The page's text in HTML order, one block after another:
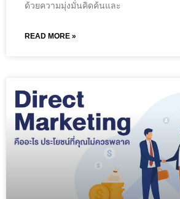
ด้วยความมุ่งมั่นคิดค้นและ
READ MORE »